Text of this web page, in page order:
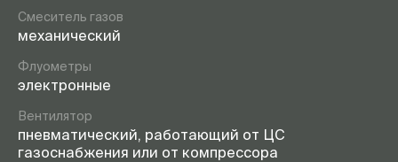
Смеситель газов
механический
Флуометры
электронные
Вентилятор
пневматический, работающий от ЦС
газоснабжения или от компрессора